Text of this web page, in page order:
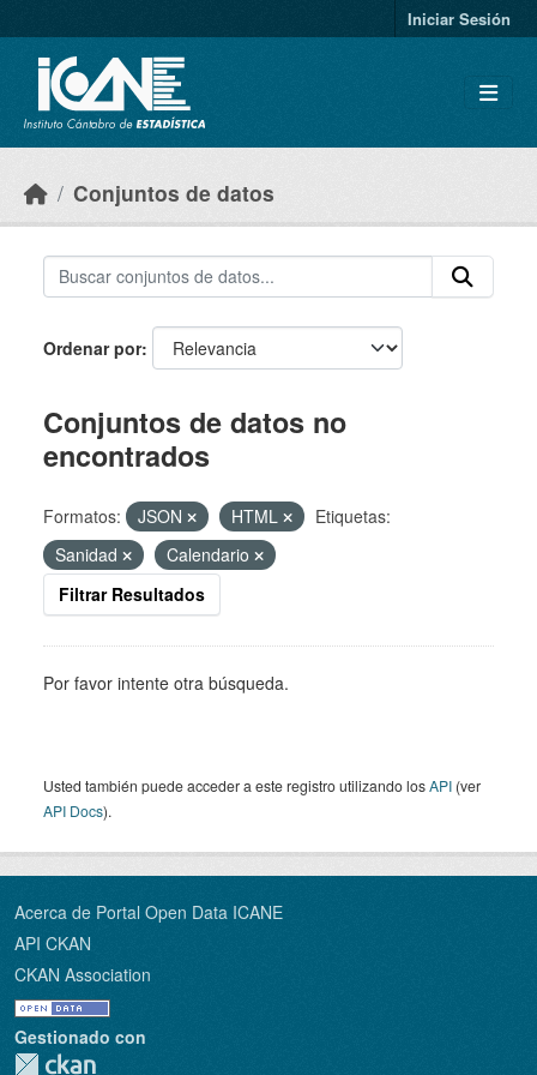
Iniciar Sesión
Conjuntos de datos
Ordenar por
Conjuntos de datos no
encontrados
Formatos: JSON HTML
Etiquetas:
Sanidad
Calendario
Filtrar Resultados
Por favor intente otra búsqueda.
Usted también puede acceder a este registro utilizando losAPI (ver
API Docs).
Acerca de Portal Open Data ICANE
API CKAN
CKAN Association
Gestionado con